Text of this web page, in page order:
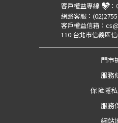
客戶權益專線 ：
網路客服：
客戶權益信箱：
110 台北市信義區
門市
服務
保障隱
服務
網站